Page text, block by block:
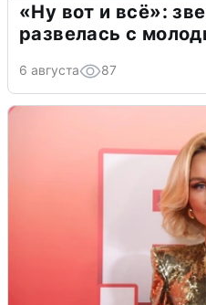
«Ну вот и всё»:
развелась с
6 августа 87